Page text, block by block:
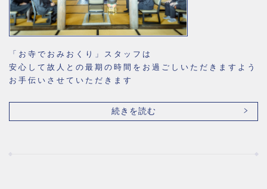
「お寺でおみおくり」スタッフは
安心して故人との最期の時間をお過ごしいただきますよう
お手伝いさせていただきます
続きを読む